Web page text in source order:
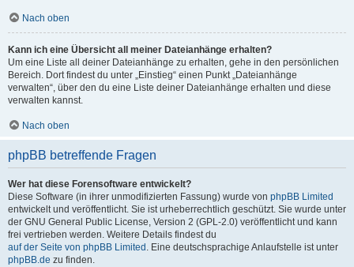
Nach oben
Kann ich eine Übersicht all meiner Dateianhänge erhalten?
Um eine Liste all deiner Dateianhänge zu erhalten, gehe in den persönlichen
Bereich. Dort findest du unter „Einstieg“ einen Punkt „Dateianhänge
verwalten“, über den du eine Liste deiner Dateianhänge erhalten und diese
verwalten kannst.
Nach oben
phpBB betreffende Fragen
Wer hat diese Forensoftware entwickelt?
Diese Software (in ihrer unmodifizierten Fassung) wurde von phpBB Limited
entwickelt und veröffentlicht. Sie ist urheberrechtlich geschützt. Sie wurde unter
der GNU General Public License, Version 2 (GPL-2.0) veröffentlicht und kann
frei vertrieben werden. Weitere Details findest du
auf der Seite von phpBB Limited . Eine deutschsprachige Anlaufstelle ist unter
phpBB.de zu finden.